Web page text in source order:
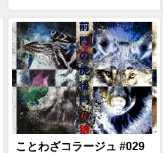
ことわざコラージュ #029